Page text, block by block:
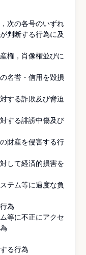
次の各号のいずれ
判断する行為に及
権，肖像権並びに
名誉・信用を毀損
する詐欺及び脅迫
する誹謗中傷及び
財産を侵害する行
して経済的損害を
テム等に過度な負
為
等に不正にアクセ
る行為